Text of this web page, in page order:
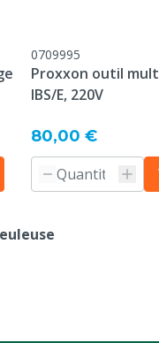
0709995
Proxxon outil
IBS/E, 220V
80,00 €